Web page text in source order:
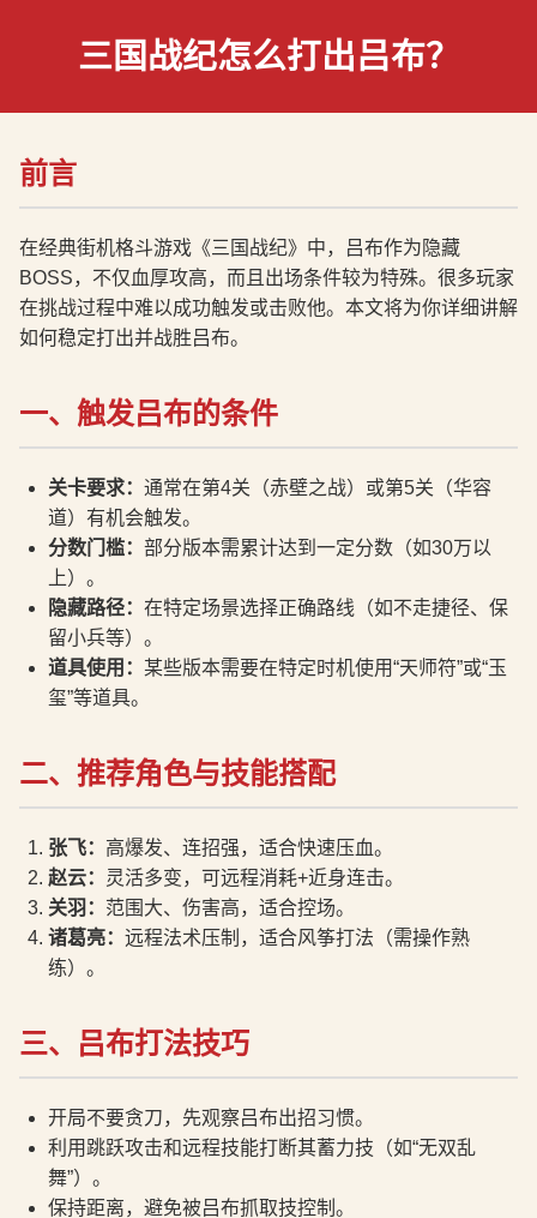
三国战纪怎么打出吕布？
前言
在经典街机格斗游戏《三国战纪》中，吕布作为隐藏
BOSS，不仅血厚攻高，而且出场条件较为特殊。很多玩家
在挑战过程中难以成功触发或击败他。本文将为你详细讲解
如何稳定打出并战胜吕布。
一、触发吕布的条件
关卡要求： 通常在第4关（赤壁之战）或第5关（华容
道）有机会触发。
分数门槛： 部分版本需累计达到一定分数（如30万以
上）。
隐藏路径： 在特定场景选择正确路线（如不走捷径、保
留小兵等）。
道具使用： 某些版本需要在特定时机使用“天师符”或“玉
玺”等道具。
二、推荐角色与技能搭配
张飞： 高爆发、连招强，适合快速压血。
赵云：
灵活多变，可远程消耗+近身连击。
关羽： 范围大、伤害高，适合控场。
诸葛亮： 远程法术压制，适合风筝打法（需操作熟
练）。
三、吕布打法技巧
开局不要贪刀，先观察吕布出招习惯。
利用跳跃攻击和远程技能打断其蓄力技（如“无双乱
舞”）。
保持距离，避免被吕布抓取技控制。